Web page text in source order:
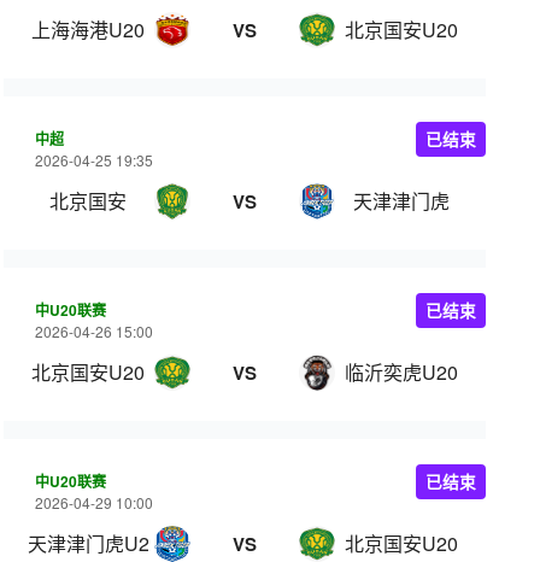
上海海港U20 VS 北京国安U20
中超
2026-04-25 19:35
北京国安 VS 天津津门虎
已结束
中U20联赛
2026-04-26 15:00
北京国安U20 VS 临沂奕虎U20
已结束
中U20联赛
2026-04-29 10:00
天津津门虎U20 VS 北京国安U20
已结束